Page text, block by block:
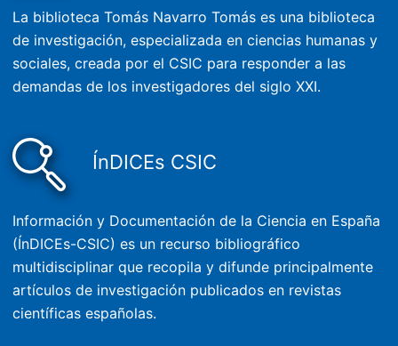
La biblioteca Tomás Navarro Tomás es una biblioteca
de investigación, especializada en ciencias humanas y
sociales, creada por el CSIC para responder a las
demandas de los investigadores del siglo XXI.
ÍnDICEs CSIC
Información y Documentación de la Ciencia en España
(ÍnDICEs-CSIC) es un recurso bibliográfico
multidisciplinar que recopila y difunde principalmente
artículos de investigación publicados en revistas
científicas españolas.